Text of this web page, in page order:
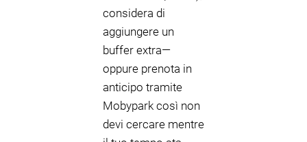
considera di
aggiungere un
buffer extra—
oppure prenota in
anticipo tramite
Mobypark così non
devi cercare mentre